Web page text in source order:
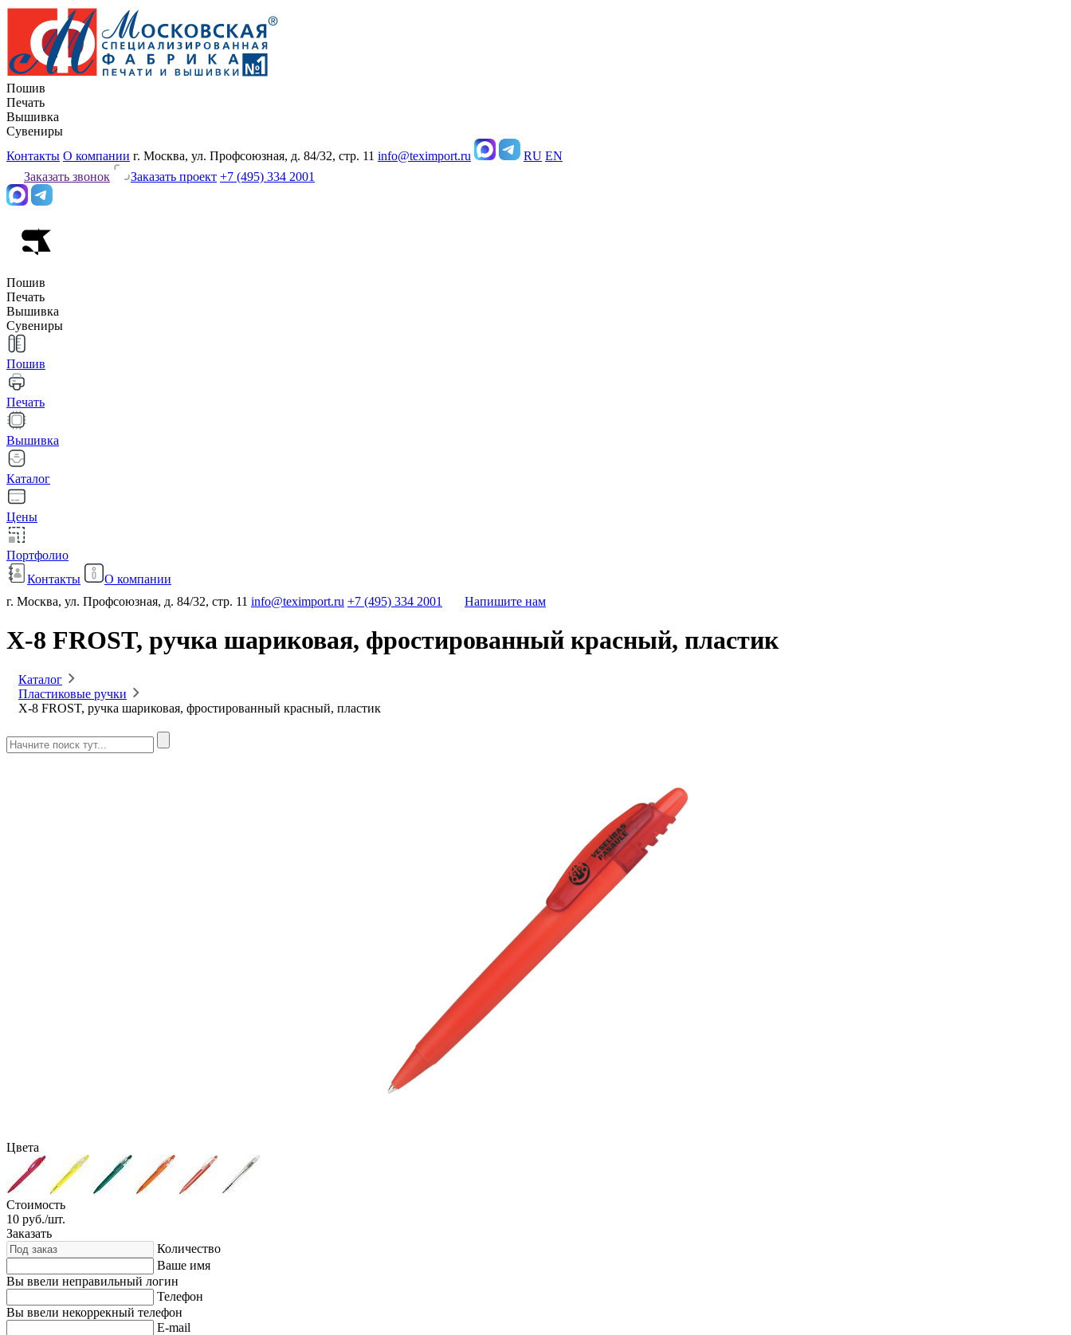
Пошив
Печать
Вышивка
Сувениры
Контакты О компании г. Москва, ул. Профсоюзная, д. 84/32, стр. 11 info@teximport.ru RU EN
Заказать звонок
Заказать проект +7 (495) 334 2001
Пошив
Печать
Вышивка
Сувениры
Пошив
Печать
Вышивка
Каталог
Цены
Портфолио
Контакты
О компании
г. Москва, ул. Профсоюзная, д. 84/32, стр. 11 info@teximport.ru +7 (495) 334 2001 Напишите нам
X-8 FROST, ручка шариковая, фростированный красный, пластик
Каталог
Пластиковые ручки
X-8 FROST, ручка шариковая, фростированный красный, пластик
Цвета
Стоимость
10 руб./шт.
Заказать
Количество
Ваше имя
Вы ввели неправильный логин
Телефон
Вы ввели некоррекный телефон
E-mail